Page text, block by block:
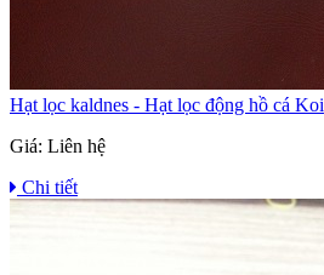
Hạt lọc kaldnes - Hạt lọc động hồ cá Koi
Giá: Liên hệ
Chi tiết